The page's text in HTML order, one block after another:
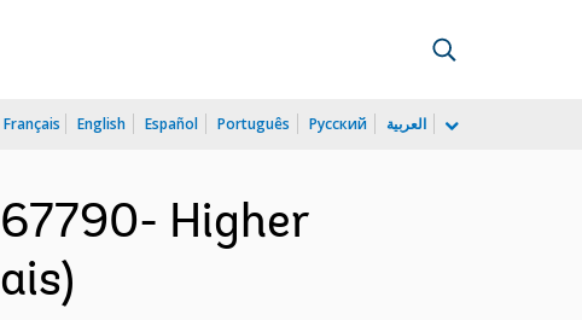
Français English Español Português Русский العربية
Higher